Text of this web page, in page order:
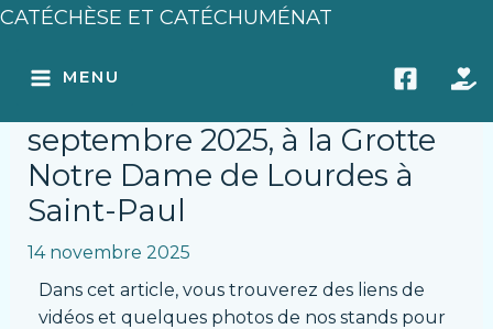
Aller
contenu
CATÉCHÈSE ET CATÉCHUMÉNAT
MENU
Retour sur le Jubilé des
septembre 2025, à la Grotte
Notre Dame de Lourdes à
Saint-Paul
14 novembre 2025
Dans cet article, vous trouverez des liens de
vidéos et quelques photos de nos stands pour
Navigation
articles